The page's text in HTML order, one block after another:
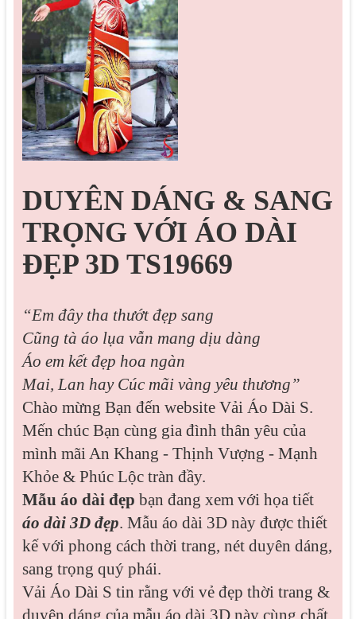
DUYÊN DÁNG & SANG
TRỌNG VỚI ÁO DÀI
ĐẸP 3D TS19669
“Em đây tha thướt đẹp sang
Cũng tà áo lụa vẫn mang dịu dàng
Áo em kết đẹp hoa ngàn
Mai, Lan hay Cúc mãi vàng yêu thương”
Chào mừng Bạn đến website Vải Áo Dài S.
Mến chúc Bạn cùng gia đình thân yêu của
mình mãi An Khang - Thịnh Vượng - Mạnh
Khỏe & Phúc Lộc tràn đầy.
Mẫu áo dài đẹp bạn đang xem với họa tiết
áo dài 3D đẹp. Mẫu áo dài 3D này được thiết
kế với phong cách thời trang, nét duyên dáng,
sang trọng quý phái.
Vải Áo Dài S tin rằng với vẻ đẹp thời trang &
duyên dáng của mẫu áo dài 3D này cùng chất